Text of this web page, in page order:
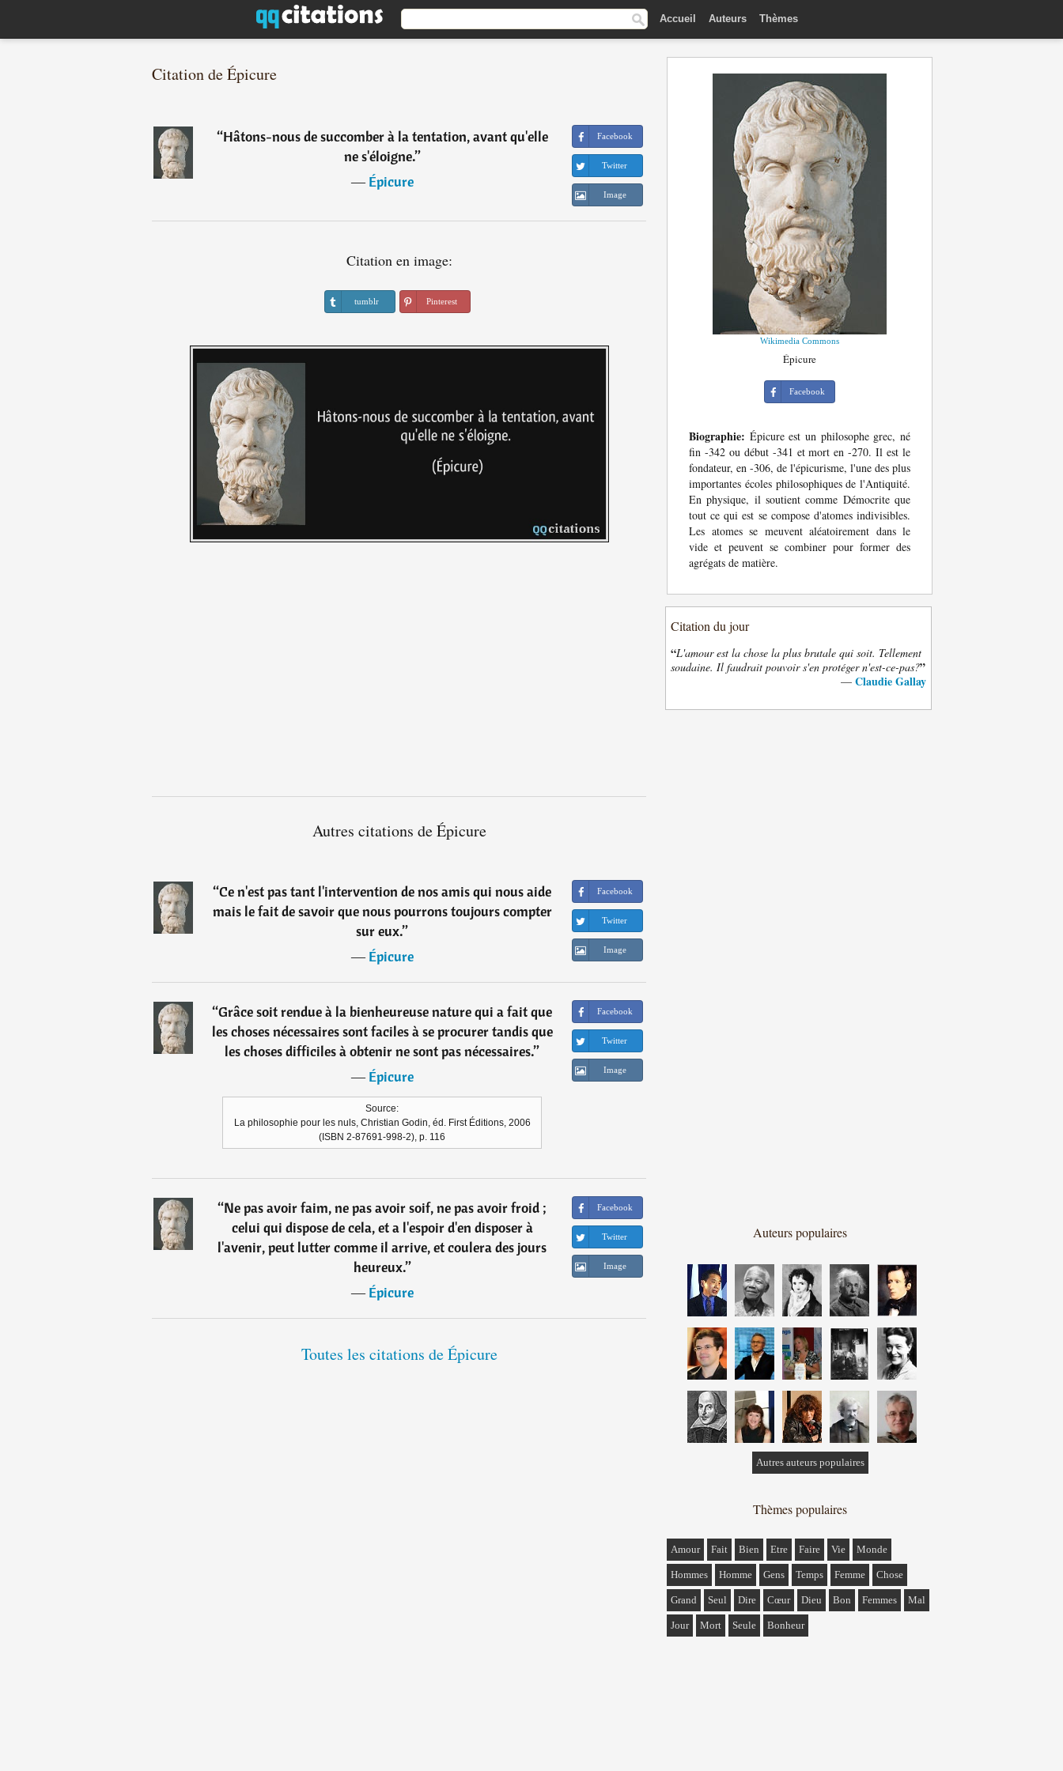
Accueil Auteurs Thèmes
Citation de Épicure
“Hâtons-nous de succomber à la tentation, avant qu'elle
ne s'éloigne.”
―Épicure
Facebook
Twitter
Image
Citation en image:
tumblr Pinterest
Autres citations de Épicure
“Ce n'est pas tant l'intervention de nos amis qui nous aide
mais le fait de savoir que nous pourrons toujours compter
sur eux.”
―Épicure
Facebook
Twitter
Image
“Grâce soit rendue à la bienheureuse nature qui a fait que
les choses nécessaires sont faciles à se procurer tandis que
les choses difficiles à obtenir ne sont pas nécessaires.”
―Épicure
Source:
La philosophie pour les nuls, Christian Godin, éd. First Éditions, 2006
(ISBN 2-87691-998-2), p. 116
Facebook
Twitter
Image
“Ne pas avoir faim, ne pas avoir soif, ne pas avoir froid ;
celui qui dispose de cela, et a l'espoir d'en disposer à
l'avenir, peut lutter comme il arrive, et coulera des jours
heureux.”
―Épicure
Facebook
Twitter
Image
Toutes les citations de Épicure
Wikimedia Commons
Épicure
Facebook
Biographie: Épicure est un philosophe grec, né
fin -342 ou début -341 et mort en -270. Il est le
fondateur, en -306, de l'épicurisme, l'une des plus
importantes écoles philosophiques de l'Antiquité.
En physique, il soutient comme Démocrite que
tout ce qui est se compose d'atomes indivisibles.
Les atomes se meuvent aléatoirement dans le
vide et peuvent se combiner pour former des
agrégats de matière.
Citation du jour
“L'amour est la chose la plus brutale qui soit. Tellement
soudaine. Il faudrait pouvoir s'en protéger n'est-ce-pas?”
— Claudie Gallay
Auteurs populaires
Autres auteurs populaires
Thèmes populaires
Amour Fait Bien Etre Faire Vie Monde
Hommes Homme Gens Temps Femme Chose
Grand Seul Dire Cœur Dieu Bon Femmes Mal
Jour Mort Seule Bonheur